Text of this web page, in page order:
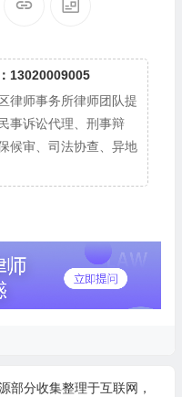
13020009005
律师事务所律师团队提
事诉讼代理、刑事辩
候审、司法协查、异地
部分收集整理于互联网，